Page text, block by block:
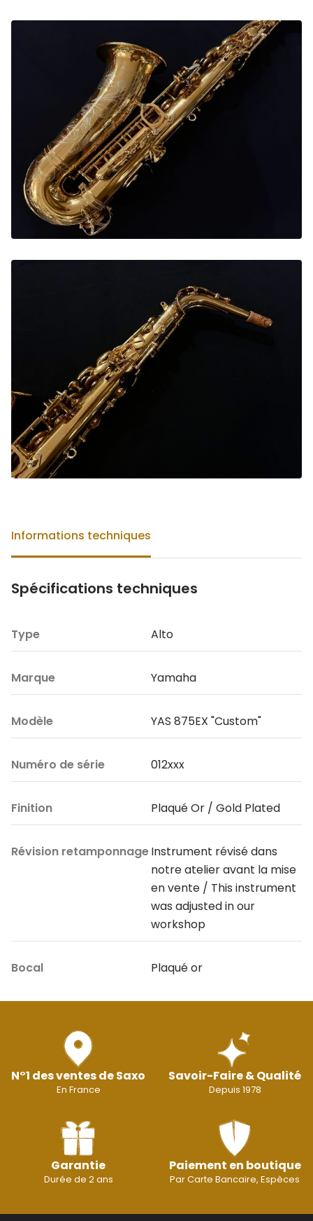
Informations techniques
Spécifications techniques
Type Alto
Marque Yamaha
Modèle YAS 875EX "Custom"
Numéro de série 012xxx
Finition Plaqué Or / Gold Plated
Révision retamponnageInstrument révisé dans
notre atelier avant la mise
en vente / This instrument
was adjusted in our
workshop
Bocal Plaqué or
N°1 des ventes de Saxo
En France
Savoir-Faire & Qualité
Depuis 1978
Garantie
Durée de 2 ans
Paiement en boutique
Par Carte Bancaire, Espèces